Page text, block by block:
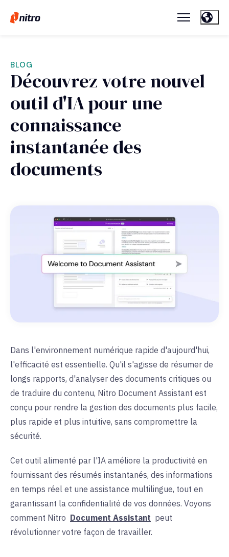
BLOG
Découvrez votre nouvel
outil d'IA pour une
connaissance
instantanée des
documents
Dans l'environnement numérique rapide d'aujourd'hui,
l'efficacité est essentielle. Qu'il s'agisse de résumer de
longs rapports, d'analyser des documents critiques ou
de traduire du contenu, Nitro Document Assistant est
conçu pour rendre la gestion des documents plus facile,
plus rapide et plus intuitive, sans compromettre la
sécurité.
Cet outil alimenté par l'IA améliore la productivité en
fournissant des résumés instantanés, des informations
en temps réel et une assistance multilingue, tout en
garantissant la confidentialité de vos données. Voyons
comment Nitro Document Assistant peut
révolutionner votre façon de travailler.